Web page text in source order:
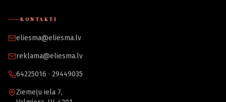
KONTAKTI
eliesma@eliesma.lv
reklama@eliesma.lv
64225016 · 29449035
Ziemeļu iela 7,